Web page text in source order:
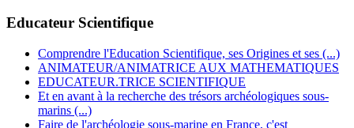
Educateur Scientifique
Comprendre l'Education Scientifique, ses Origines et ses (...)
ANIMATEUR/ANIMATRICE AUX MATHEMATIQUES
EDUCATEUR.TRICE SCIENTIFIQUE
Et en avant à la recherche des trésors archéologiques sous-
marins (...)
Faire de l'archéologie sous-marine en France, c'est